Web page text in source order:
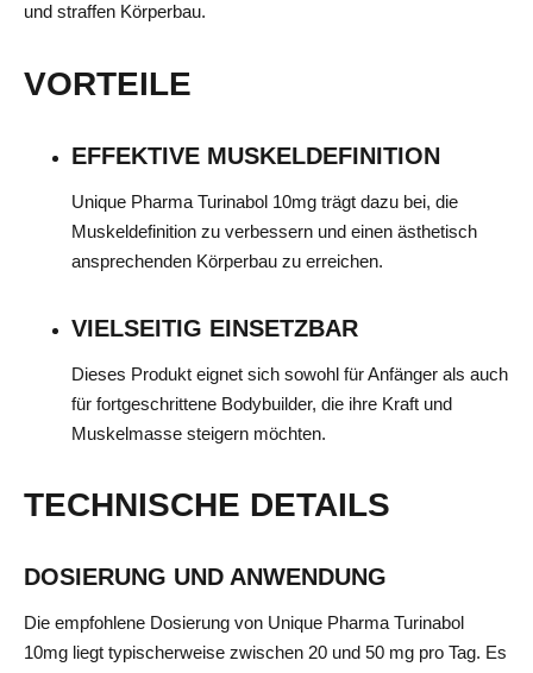
und straffen Körperbau.
VORTEILE
EFFEKTIVE MUSKELDEFINITION
Unique Pharma Turinabol 10mg trägt dazu bei, die
Muskeldefinition zu verbessern und einen ästhetisch
ansprechenden Körperbau zu erreichen.
VIELSEITIG EINSETZBAR
Dieses Produkt eignet sich sowohl für Anfänger als auch
für fortgeschrittene Bodybuilder, die ihre Kraft und
Muskelmasse steigern möchten.
TECHNISCHE DETAILS
DOSIERUNG UND ANWENDUNG
Die empfohlene Dosierung von Unique Pharma Turinabol
10mg liegt typischerweise zwischen 20 und 50 mg pro Tag. Es